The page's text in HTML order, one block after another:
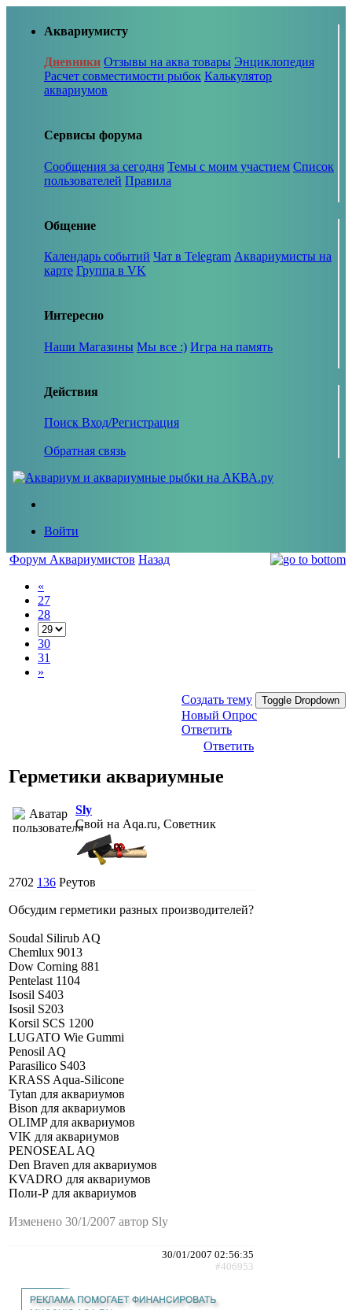
Аквариумисту
Дневники Отзывы на аква товары Энциклопедия
Расчет совместимости рыбок Калькулятор
аквариумов
Сервисы форума
Сообщения за сегодня Темы с моим участием Список
пользователей Правила
Общение
Календарь событий Чат в Telegram Аквариумисты на
карте Группа в VK
Интересно
Наши Магазины Мы все :) Игра на память
Действия
Поиск Вход/Регистрация
Обратная связь
Войти
Форум Аквариумистов Назад
«
27
28
30
31
»
Создать тему Toggle Dropdown
Новый Опрос
Ответить
Ответить
Герметики аквариумные
Sly
Свой на Aqa.ru, Советник
2702 136 Реутов
Обсудим герметики разных производителей?
Soudal Silirub AQ
Chemlux 9013
Dow Corning 881
Pentelast 1104
Isosil S403
Isosil S203
Korsil SCS 1200
LUGATO Wie Gummi
Penosil AQ
Parasilico S403
KRASS Aqua-Silicone
Tytan для аквариумов
Bison для аквариумов
OLIMP для аквариумов
VIK для аквариумов
PENOSEAL AQ
Den Braven для аквариумов
KVADRO для аквариумов
Поли-Р для аквариумов
Изменено 30/1/2007 автор Sly
30/01/2007 02:56:35
#406953